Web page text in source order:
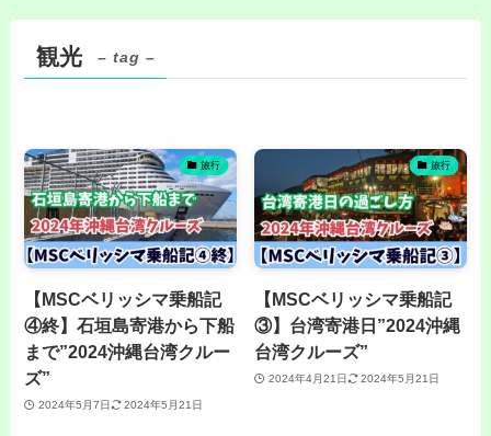
観光 – tag –
旅行
【MSCベリッシマ乗船記
④終】石垣島寄港から下船
まで”2024沖縄台湾クルー
ズ”
2024年5月7日 2024年5月21日
旅行
【MSCベリッシマ乗船記
③】台湾寄港日”2024沖縄
台湾クルーズ”
2024年4月21日 2024年5月21日